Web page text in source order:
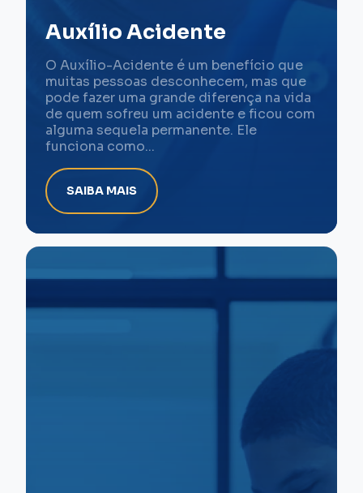
Auxílio Acidente
O Auxílio-Acidente é um benefício que
muitas pessoas desconhecem, mas que
pode fazer uma grande diferença na vida
de quem sofreu um acidente e ficou com
alguma sequela permanente. Ele
funciona como...
SAIBA MAIS